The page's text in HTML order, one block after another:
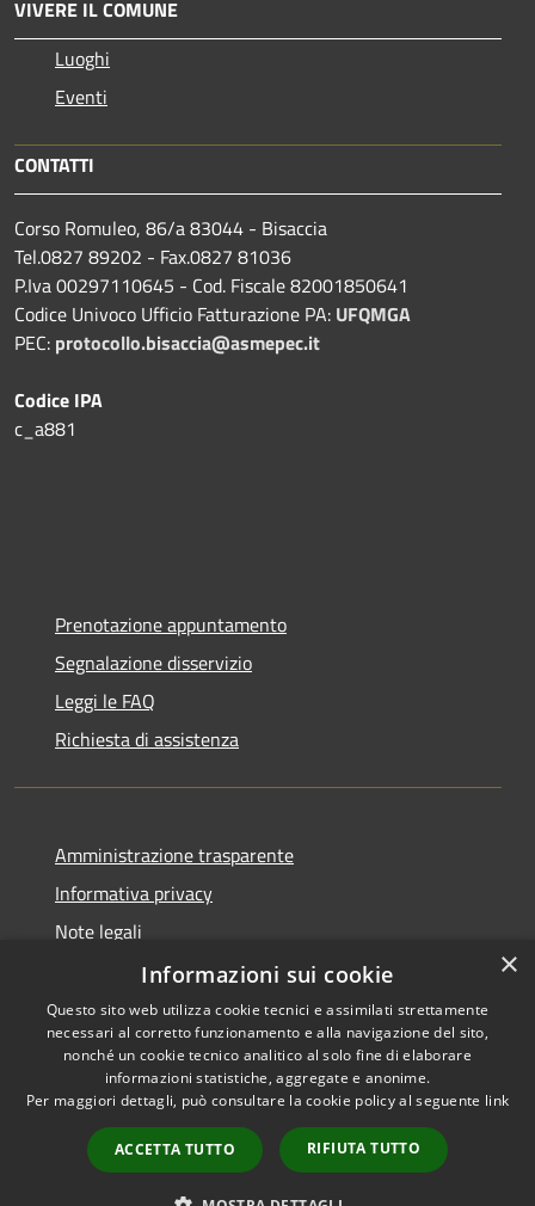
VIVERE IL COMUNE
Luoghi
Eventi
CONTATTI
Corso Romuleo, 86/a 83044 - Bisaccia
Tel.0827 89202 - Fax.0827 81036
P.Iva 00297110645 - Cod. Fiscale 82001850641
Codice Univoco Ufficio Fatturazione PA: UFQMGA
PEC: protocollo.bisaccia@asmepec.it
Codice IPA
c_a881
Prenotazione appuntamento
Segnalazione disservizio
Leggi le FAQ
Richiesta di assistenza
Amministrazione trasparente
Informativa privacy
Note legali
Dichiarazione di accessibilità
RSS
Accessibilità
Copyright © 2026 • Comune di
Bisaccia • Powered by
Municipium•
Accesso
redazione
×
Informazioni sui cookie
Questo sito web utilizza cookie tecnici e assimilati strettamente
necessari al corretto funzionamento e alla navigazione del sito,
nonché un cookie tecnico analitico al solo fine di elaborare
informazioni statistiche, aggregate e anonime.
Per maggiori dettagli, può consultare la cookie policy al seguente link
ACCETTA TUTTO RIFIUTA TUTTO